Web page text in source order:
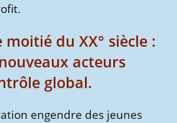
moitié du XX° siècle :
acteurs
global.
engendre des jeunes